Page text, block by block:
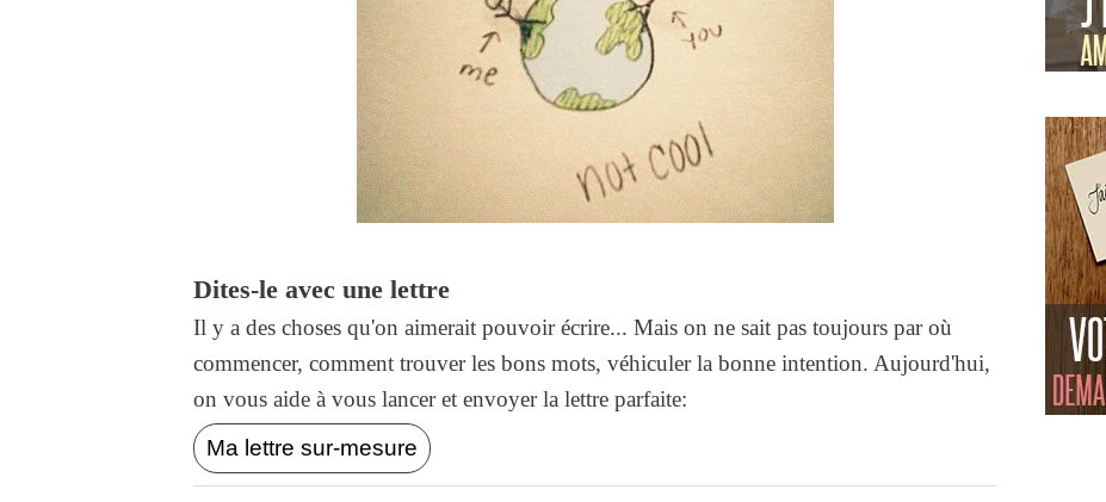
Dites-le avec une lettre
Il y a des choses qu'on aimerait pouvoir écrire... Mais on ne sait pas toujours par où
commencer, comment trouver les bons mots, véhiculer la bonne intention. Aujourd'hui,
on vous aide à vous lancer et envoyer la lettre parfaite:
Ma lettre sur-mesure